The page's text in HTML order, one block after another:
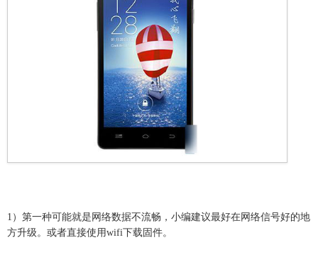
1）第一种可能就是网络数据不流畅，小编建议最好在网络信号好的地
方升级。或者直接使用wifi下载固件。